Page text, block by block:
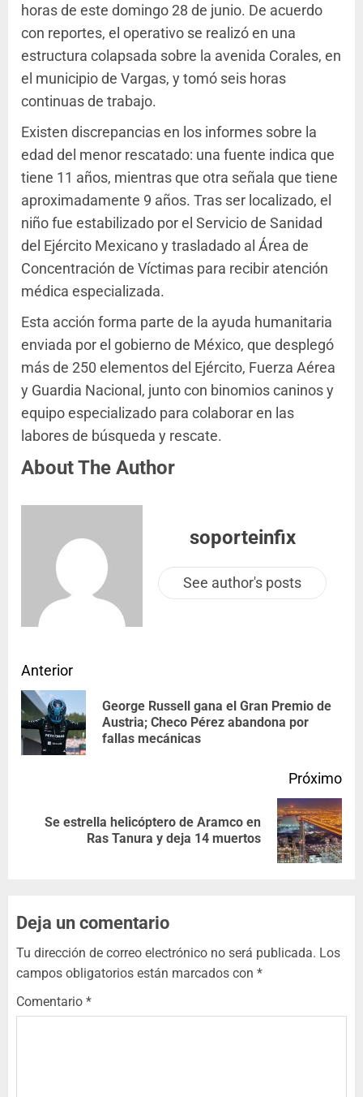
horas de este domingo 28 de junio. De acuerdo
con reportes, el operativo se realizó en una
estructura colapsada sobre la avenida Corales, en
el municipio de Vargas, y tomó seis horas
continuas de trabajo.
Existen discrepancias en los informes sobre la
edad del menor rescatado: una fuente indica que
tiene 11 años, mientras que otra señala que tiene
aproximadamente 9 años. Tras ser localizado, el
niño fue estabilizado por el Servicio de Sanidad
del Ejército Mexicano y trasladado al Área de
Concentración de Víctimas para recibir atención
médica especializada.
Esta acción forma parte de la ayuda humanitaria
enviada por el gobierno de México, que desplegó
más de 250 elementos del Ejército, Fuerza Aérea
y Guardia Nacional, junto con binomios caninos y
equipo especializado para colaborar en las
labores de búsqueda y rescate.
About The Author
soporteinfix
See author's posts
Anterior
George Russell gana el Gran Premio de
Austria; Checo Pérez abandona por
fallas mecánicas
Próximo
Se estrella helicóptero de Aramco en
Ras Tanura y deja 14 muertos
Deja un comentario
Tu dirección de correo electrónico no será publicada. Los
campos obligatorios están marcados con *
Comentario *